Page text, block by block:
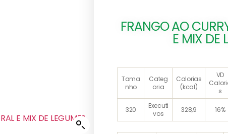
FRANGO AO
E MIX DE
Tama
nho
Categ
oria
Calorias
(kcal)
VD
s
320
Executi
vos
328,9 16%